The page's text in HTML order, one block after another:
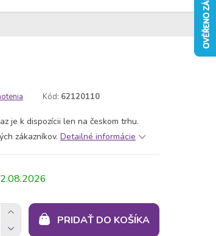
Kód: 62120110
je k dispozícii len na českom trhu.
zákazníkov. Detailné informácie
PRIDAŤ DO KOŠÍKA